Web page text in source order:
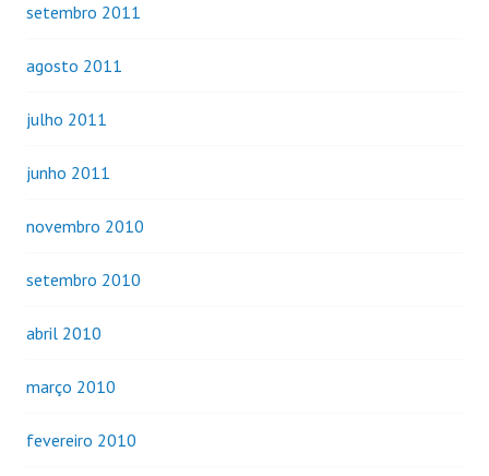
setembro 2011
agosto 2011
julho 2011
junho 2011
novembro 2010
setembro 2010
abril 2010
março 2010
fevereiro 2010